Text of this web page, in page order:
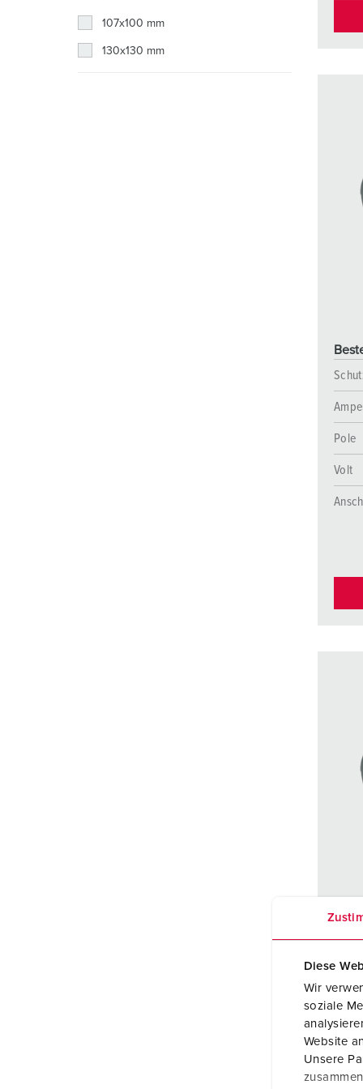
Diese
Wir
soziale
Website
Unsere
107x100 mm
130x130 mm
Pole
Volt
Volt